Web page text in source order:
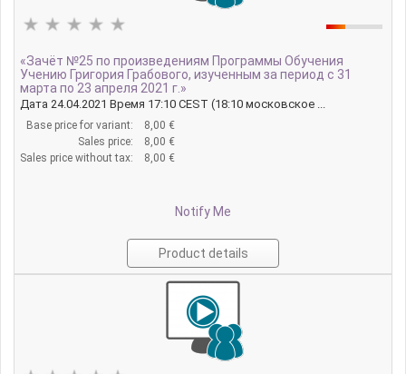
«Зачёт №25 по произведениям Программы Обучения
Учению Григория Грабового, изученным за период с 31
марта по 23 апреля 2021 г.»
Дата 24.04.2021 Время 17:10 CEST (18:10 московское ...
Base price for variant:
8,00 €
Sales price:
8,00 €
Sales price without tax:
8,00 €
Notify Me
Product details